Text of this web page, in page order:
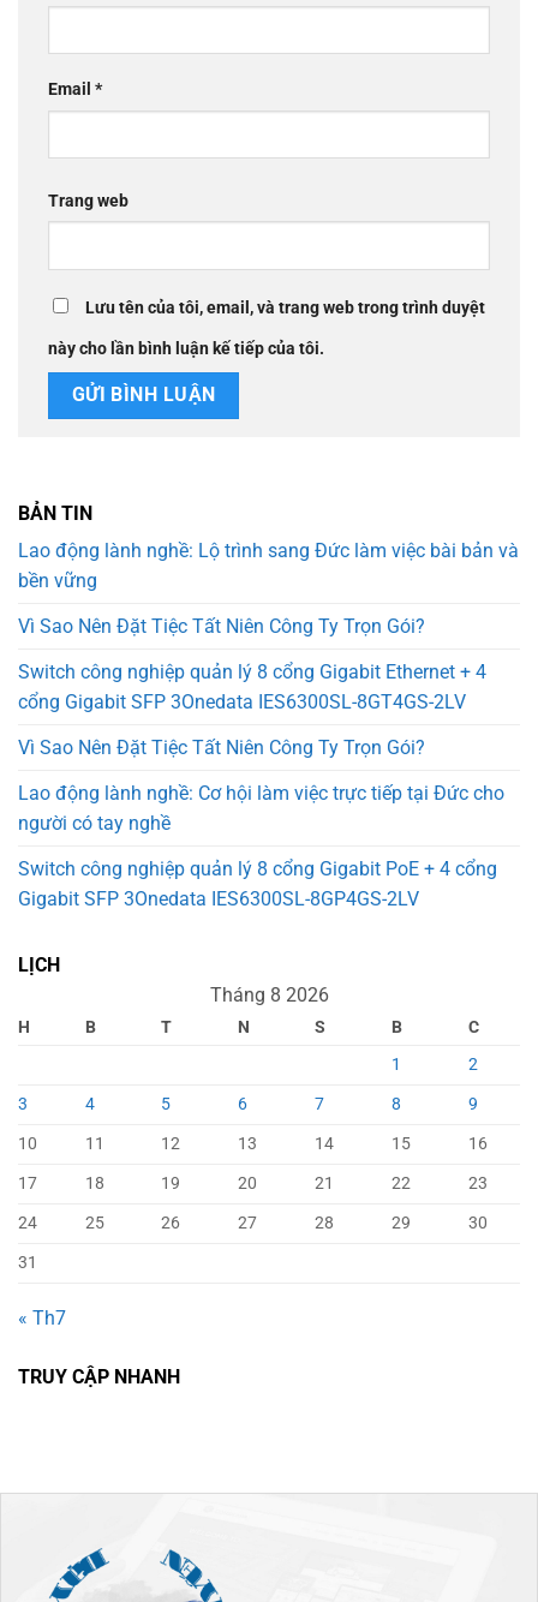
Email *
Trang web
Lưu tên của tôi, email, và trang web trong trình duyệt
này cho lần bình luận kế tiếp của tôi.
BẢN TIN
Lao động lành nghề: Lộ trình sang Đức làm việc bài bản và
bền vững
Vì Sao Nên Đặt Tiệc Tất Niên Công Ty Trọn Gói?
Switch công nghiệp quản lý 8 cổng Gigabit Ethernet + 4
cổng Gigabit SFP 3Onedata IES6300SL-8GT4GS-2LV
Vì Sao Nên Đặt Tiệc Tất Niên Công Ty Trọn Gói?
Lao động lành nghề: Cơ hội làm việc trực tiếp tại Đức cho
người có tay nghề
Switch công nghiệp quản lý 8 cổng Gigabit PoE + 4 cổng
Gigabit SFP 3Onedata IES6300SL-8GP4GS-2LV
LỊCH
Tháng 8 2026
H B T N S B
C
1
2
3
4 5 6 7 8
9
10
11 12 13 14 15
16
17
18 19 20 21 22
23
24
25 26 27 28 29
30
31
« Th7
TRUY CẬP NHANH